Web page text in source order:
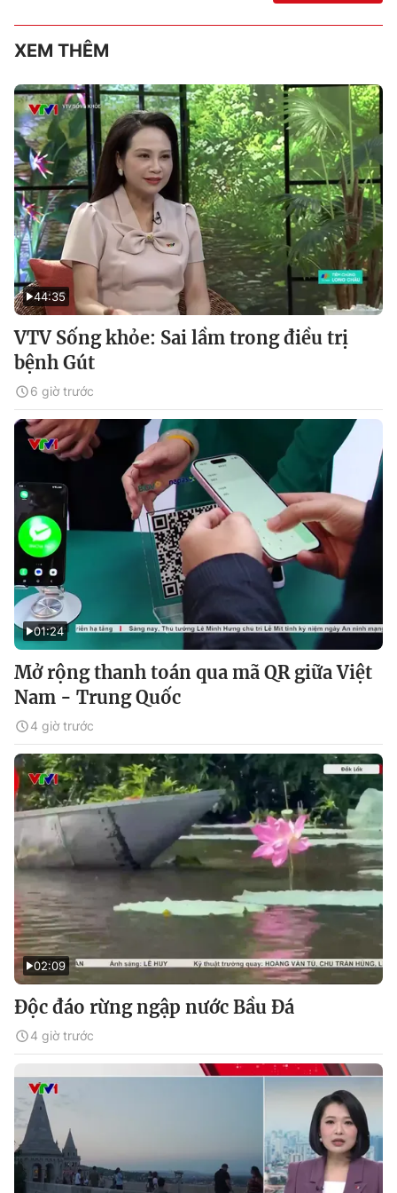
XEM THÊM
44:35
VTV Sống khỏe: Sai lầm trong điều trị
bệnh Gút
6 giờ trước
01:24
Mở rộng thanh toán qua mã QR giữa Việt
Nam - Trung Quốc
4 giờ trước
02:09
Độc đáo rừng ngập nước Bầu Đá
4 giờ trước